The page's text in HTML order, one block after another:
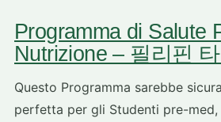
Programma di Salute
Nutrizione – 필리핀
Questo Programma sarebbe
perfetta per gli Studenti pre-med,